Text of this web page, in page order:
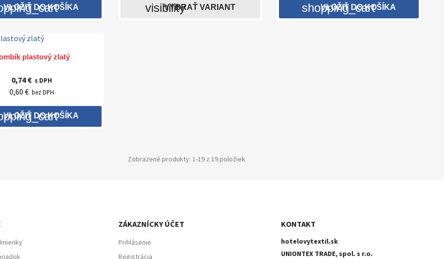
VLOŽIŤ DO KOŠÍKA visibility
VYBRAŤ VARIANT shopping_cart
VLOŽIŤ DO KOŠÍKA
 Rýchly náhľad
plastový zlatý
0,74 € s DPH
0,60 € bez DPH
VLOŽIŤ DO KOŠÍKA
Zobrazené produkty: 1-19 z 19 položiek
ZÁKAZNÍCKY ÚČET
Prihlásenie
Registrácia
KONTAKT
hotelovytextil.sk
UNIONTEX TRADE, spol. s r.o.